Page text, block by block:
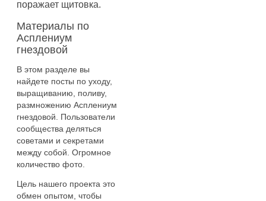
поражает щитовка.
Материалы по
Асплениум
гнездовой
В этом разделе вы
найдете посты по уходу,
выращиванию, поливу,
размножению Асплениум
гнездовой. Пользователи
сообщества деляться
советами и секретами
между собой. Огромное
количество фото.
Цель нашего проекта это
обмен опытом, чтобы